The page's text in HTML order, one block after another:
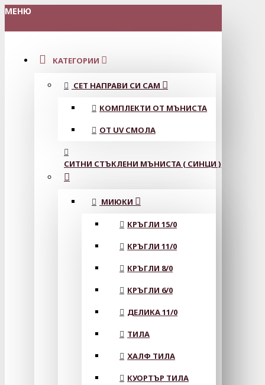
МЕНЮ
КАТЕГОРИИ
СЕТ НАПРАВИ СИ САМ
КОМПЛЕКТИ ОТ МЪНИСТА
ОТ UV СМОЛА
СИТНИ СТЪКЛЕНИ МЪНИСТА ( СИНЦИ )
МИЮКИ
КРЪГЛИ 15/0
КРЪГЛИ 11/0
КРЪГЛИ 8/0
КРЪГЛИ 6/0
ДЕЛИКА 11/0
ТИЛА
ХАЛФ ТИЛА
КУОРТЪР ТИЛА